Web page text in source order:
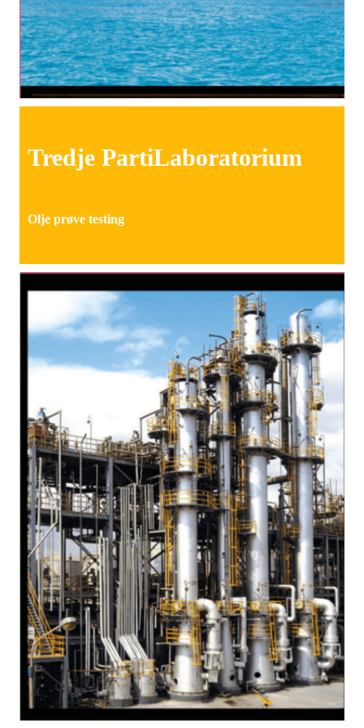
Tredje PartiLaboratorium
Olje prøve testing